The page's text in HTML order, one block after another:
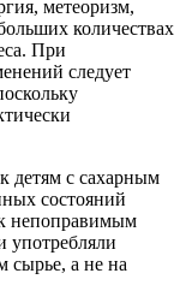
метеоризм,
количествах
При
следует
детям с сахарным
состояний
непоправимым
употребляли
сырье, а не на